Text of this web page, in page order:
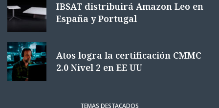
IBSAT distribuirá Amazon Leo en
España y Portugal
Atos logra la certificación CMMC
2.0 Nivel 2 en EE UU
TEMAS DESTACADOS